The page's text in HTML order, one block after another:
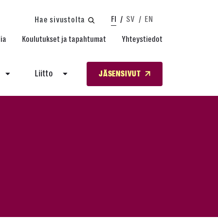
Hae sivustolta FI SV EN
Koulutukset ja tapahtumat Yhteystiedot
Liitto JÄSENSIVUT